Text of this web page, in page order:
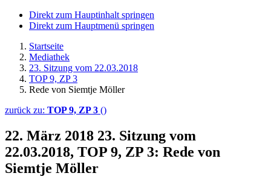
Direkt zum Hauptinhalt springen
Direkt zum Hauptmenü springen
Startseite
Mediathek
23. Sitzung vom 22.03.2018
TOP 9, ZP 3
Rede von Siemtje Möller
zurück zu: TOP 9, ZP 3 ()
22. März 2018 23. Sitzung vom
22.03.2018, TOP 9, ZP 3: Rede von
Siemtje Möller